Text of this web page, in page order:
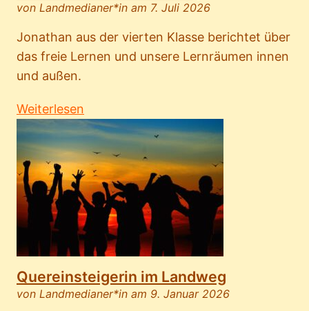
von Landmedianer*in am 7. Juli 2026
Jonathan aus der vierten Klasse berichtet über
das freie Lernen und unsere Lernräumen innen
und außen.
Weiterlesen
Quereinsteigerin im Landweg
von Landmedianer*in am 9. Januar 2026